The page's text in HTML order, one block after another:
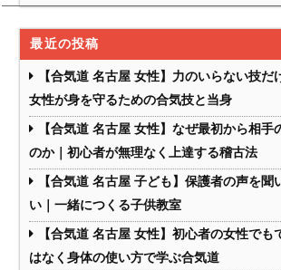
最近の投稿
【合気道 名古屋 女性】力のいらない技だ
女性が身を守るための合気技と当身
【合気道 名古屋 女性】なぜ最初から相手
のか｜初心者が無理なく上達する稽古法
【合気道 名古屋 子ども】保護者の声を聞
い｜一緒につくる子供教室
【合気道 名古屋 女性】初心者の女性でも
はなく身体の使い方で学ぶ合気道